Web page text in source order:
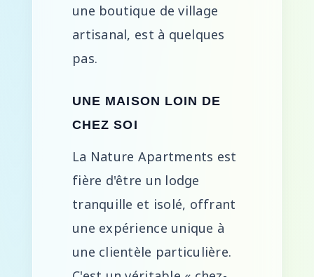
une boutique de village
artisanal, est à quelques
pas.
UNE MAISON LOIN DE
CHEZ SOI
La Nature Apartments est
fière d'être un lodge
tranquille et isolé, offrant
une expérience unique à
une clientèle particulière.